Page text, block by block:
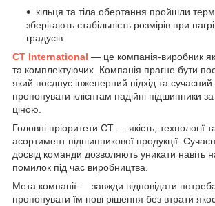
кільця та тіла обертання пройшли
зберігають стабільність розмірів при
градусів
CT International — це компанія-виробник
та комплектуючих. Компанія прагне бути
який поєднує інженерний підхід та
пропонувати клієнтам надійні підшипники
ціною.
Головні пріоритети СТ — якість, технології
асортимент підшипникової продукції.
досвід команди дозволяють уникати навіть
помилок під час виробництва.
Мета компанії — завжди відповідати
пропонувати їм нові рішення без втрати